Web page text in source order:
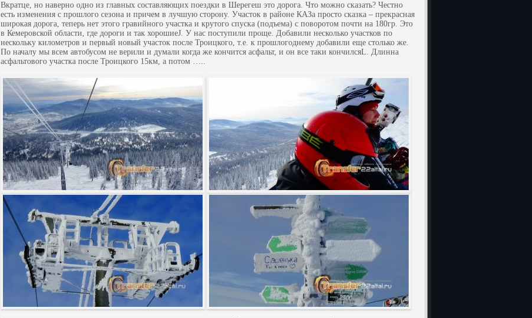
Вкратце, но наверно одно из главных составляющих поездки в Шерегеш это дорога. Что можно сказать? Честно
есть изменения с прошлого сезона и причем в лучшую сторону. Участок в районе КАЗа просто сказка – прекрасная
широкая дорога, теперь нет этого гравийного участка и крутого спуска (подъема) с поворотом почти на 180гр. Это
в Кемеровской области, где дороги и так хорошиеJ. У нас поступили проще. Добавили несколько участков по
нескольку километров и первый новый участок после Троицкого, т.е. к прошлогоднему добавили еще столько же.
По началу мы всем автобусом не верили и думали когда же кончится асфальт, и он все таки кончилсяL. Длинна
асфальтового участка после Троицкого 15км, а потом …..